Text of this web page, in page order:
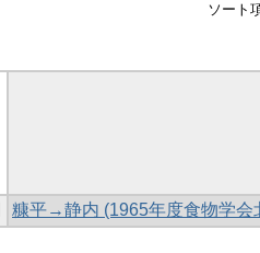
ソート
糠平→静内 (1965年度食物学会